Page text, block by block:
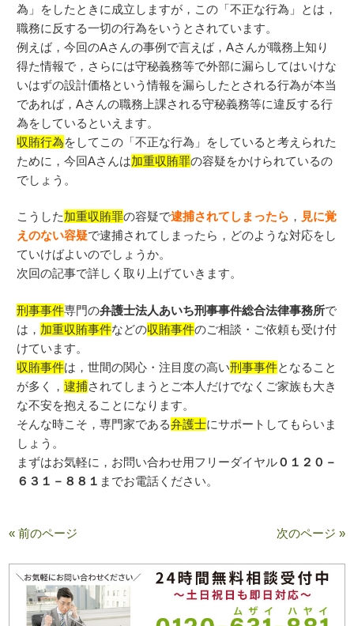
為」をしたときに成立しますが，この「不正な行為」とは，
職務に反する一切の行為をいうとされています。
例えば，今回のAさんの事例で言えば，Aさんが職務上知り
得た情報で，さらには守秘義務等で外部に漏らしてはいけな
いはずの設計価格という情報を漏らしたとされる行為が本当
であれば，Aさんの職務上課される守秘義務等に違反する行
為をしているといえます。
収賄行為をしてこの「不正な行為」をしていると考えられた
ために，今回Aさんは加重収賄罪の容疑をかけられているの
でしょう。
こうした加重収賄罪の容疑で逮捕されてしまったら ， 見に覚
えのない容疑で逮捕されてしまったら，どのような対応をし
ていけばよいのでしょうか。
次回の記事で詳しく取り上げていきます。
刑事事件専門の弁護士法人あいち刑事事件総合法律事務所で
は， 加重収賄事件などの収賄事件のご相談・ご依頼も受け付
けています。
収賄事件は，世間の関心・注目度の高い刑事事件となること
が多く，逮捕されてしまうとご本人だけでなくご家族も大き
な不安を抱えることになります。
そんな時こそ，専門家である弁護士にサポートしてもらいま
しょう。
まずはお気軽に，お問い合わせ用フリーダイヤル０１２０－
６３１－８８１ までお電話ください。
« 前のページ 次のページ »